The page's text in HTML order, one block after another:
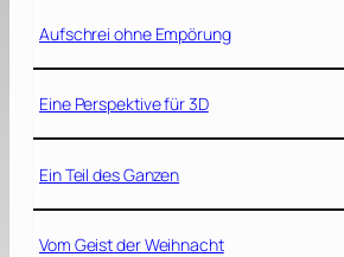
Aufschrei ohne Empörung
Eine Perspektive für 3D
Ein Teil des Ganzen
Vom Geist der Weihnacht